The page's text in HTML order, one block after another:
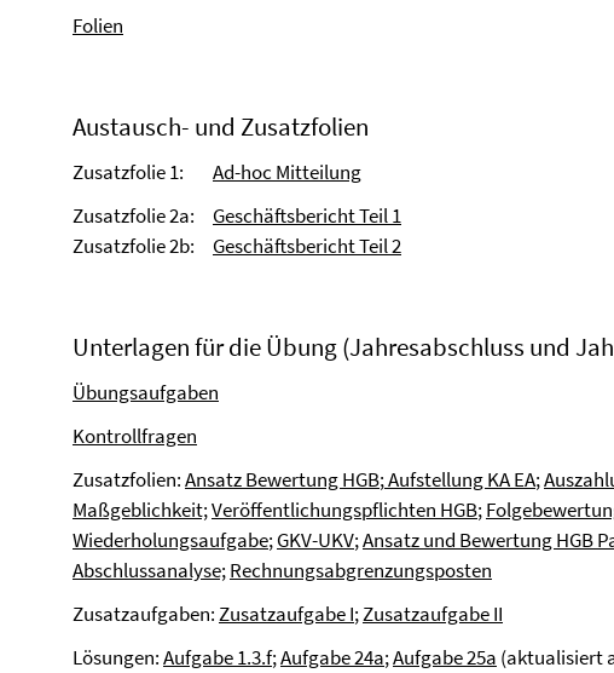
Folien
Austausch- und Zusatzfolien
Zusatzfolie 1: Ad-hoc Mitteilung
Zusatzfolie 2a: Geschäftsbericht Teil 1
Zusatzfolie 2b: Geschäftsbericht Teil 2
Unterlagen für die Übung (Jahresabschluss und
Übungsaufgaben
Kontrollfragen
Zusatzfolien:Ansatz Bewertung HGB;Aufstellung KA EA;
Maßgeblichkeit;Veröffentlichungspflichten HGB;
Wiederholungsaufgabe;GKV-UKV;Ansatz und Bewertung HGB
Abschlussanalyse;Rechnungsabgrenzungsposten
Zusatzaufgaben:Zusatzaufgabe I;Zusatzaufgabe II
Lösungen:Aufgabe 1.3.f;Aufgabe 24a;Aufgabe 25a (aktualisiert